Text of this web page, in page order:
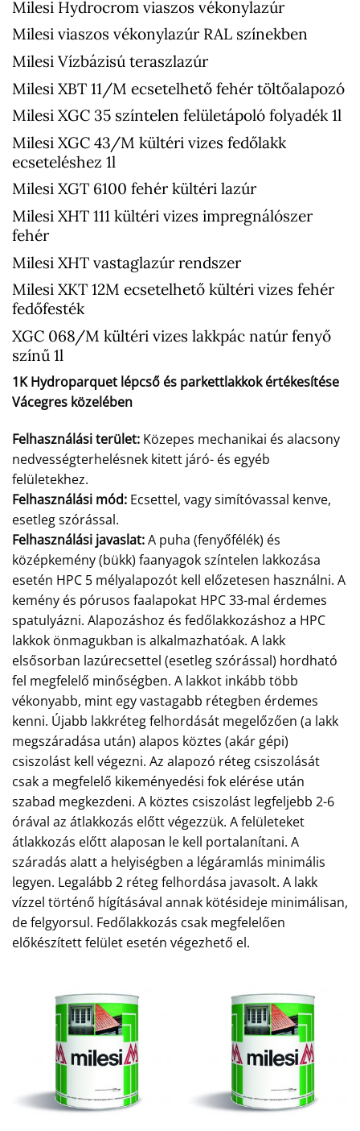
Milesi Hydrocrom viaszos vékonylazúr
Milesi viaszos vékonylazúr RAL színekben
Milesi Vízbázisú teraszlazúr
Milesi XBT 11/M ecsetelhető fehér töltőalapozó
Milesi XGC 35 színtelen felületápoló folyadék 1l
Milesi XGC 43/M kültéri vizes fedőlakk
ecseteléshez 1l
Milesi XGT 6100 fehér kültéri lazúr
Milesi XHT 111 kültéri vizes impregnálószer
fehér
Milesi XHT vastaglazúr rendszer
Milesi XKT 12M ecsetelhető kültéri vizes fehér
fedőfesték
XGC 068/M kültéri vizes lakkpác natúr fenyő
színű 1l
1K Hydroparquet lépcső és parkettlakkok értékesítése
Vácegres közelében
Felhasználási terület: Közepes mechanikai és alacsony
nedvességterhelésnek kitett járó- és egyéb
felületekhez.
Felhasználási mód: Ecsettel, vagy simítóvassal kenve,
esetleg szórással.
Felhasználási javaslat:A puha (fenyőfélék) és
középkemény (bükk) faanyagok színtelen lakkozása
esetén HPC 5 mélyalapozót kell előzetesen használni. A
kemény és pórusos faalapokat HPC 33-mal érdemes
spatulyázni. Alapozáshoz és fedőlakkozáshoz a HPC
lakkok önmagukban is alkalmazhatóak. A lakk
elsősorban lazúrecsettel (esetleg szórással) hordható
fel megfelelő minőségben. A lakkot inkább több
vékonyabb, mint egy vastagabb rétegben érdemes
kenni. Újabb lakkréteg felhordását megelőzően (a lakk
megszáradása után) alapos köztes (akár gépi)
csiszolást kell végezni. Az alapozó réteg csiszolását
csak a megfelelő kikeményedési fok elérése után
szabad megkezdeni. A köztes csiszolást legfeljebb 2-6
órával az átlakkozás előtt végezzük. A felületeket
átlakkozás előtt alaposan le kell portalanítani. A
száradás alatt a helyiségben a légáramlás minimális
legyen. Legalább 2 réteg felhordása javasolt. A lakk
vízzel történő hígításával annak kötésideje minimálisan,
de felgyorsul. Fedőlakkozás csak megfelelően
előkészített felület esetén végezhető el.